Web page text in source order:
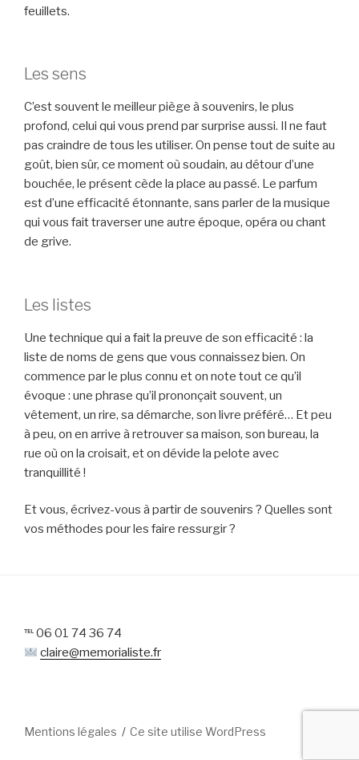
feuillets.
Les sens
C’est souvent le meilleur piège à souvenirs, le plus
profond, celui qui vous prend par surprise aussi. Il ne faut
pas craindre de tous les utiliser. On pense tout de suite au
goût, bien sûr, ce moment où soudain, au détour d’une
bouchée, le présent cède la place au passé. Le parfum
est d’une efficacité étonnante, sans parler de la musique
qui vous fait traverser une autre époque, opéra ou chant
de grive.
Les listes
Une technique qui a fait la preuve de son efficacité : la
liste de noms de gens que vous connaissez bien. On
commence par le plus connu et on note tout ce qu’il
évoque : une phrase qu’il prononçait souvent, un
vêtement, un rire, sa démarche, son livre préféré… Et peu
à peu, on en arrive à retrouver sa maison, son bureau, la
rue où on la croisait, et on dévide la pelote avec
tranquillité !
Et vous, écrivez-vous à partir de souvenirs ? Quelles sont
vos méthodes pour les faire ressurgir ?
℡ 06 01 74 36 74
claire@memorialiste.fr
Mentions légales Ce site utilise WordPress